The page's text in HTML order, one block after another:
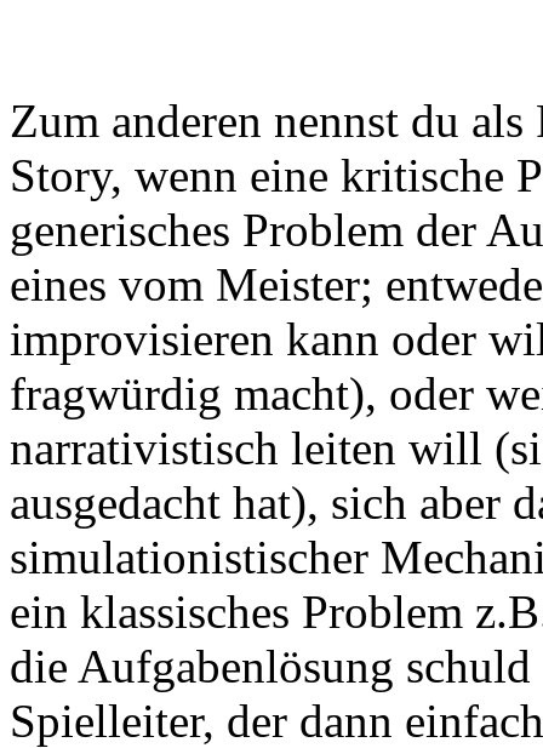
Zum anderen nennst du
Story, wenn eine kritische
generisches Problem der
eines vom Meister;
improvisieren kann oder
fragwürdig macht), oder
narrativistisch leiten will
ausgedacht hat), sich aber
simulationistischer
ein klassisches Problem
die Aufgabenlösung
Spielleiter, der dann